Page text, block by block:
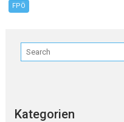
FPÖ
Kategorien